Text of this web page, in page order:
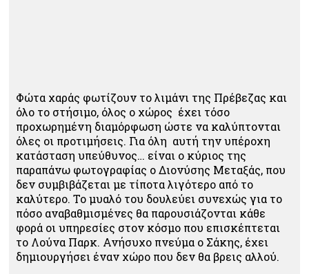
Φώτα χαράς φωτίζουν το λιμάνι της Πρέβεζας και
όλο το στήσιμο, όλος ο χώρος έχει τόσο
προχωρημένη διαμόρφωση ώστε να καλύπτονται
όλες οι προτιμήσεις. Για όλη αυτή την υπέροχη
κατάσταση υπεύθυνος… είναι ο κύριος της
παραπάνω φωτογραφίας ο Διονύσης Μεταξάς, που
δεν συμβιβάζεται με τίποτα λιγότερο από το
καλύτερο. Το μυαλό του δουλεύει συνεχώς για το
πόσο αναβαθμισμένες θα παρουσιάζονται κάθε
φορά οι υπηρεσίες στον κόσμο που επισκέπτεται
το Λούνα Παρκ. Ανήσυχο πνεύμα ο Σάκης, έχει
δημιουργήσει έναν χώρο που δεν θα βρεις αλλού.